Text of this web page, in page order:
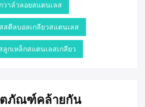
วาล์วลอยสแตนเลส
สตีลบอลเกลียวสแตนเลส
กเหล็กสแตนเลสเกลียว
ภัณฑ์คล้ายกัน